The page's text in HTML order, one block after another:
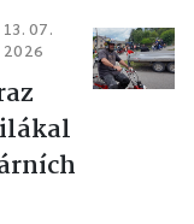
13. 07.
2026